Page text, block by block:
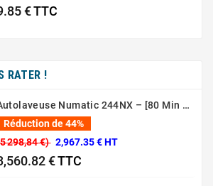
€TTC
RATER !
Autolaveuse Numatic 244NX – [80 Min – 44 Cm – 36V]
Réduction de 44%
298,84 €) 2,967.35 € HT
€TTC